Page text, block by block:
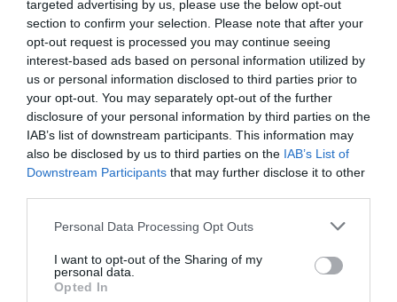
targeted advertising by us, please use the below opt-out
section to confirm your selection. Please note that after your
opt-out request is processed you may continue seeing
interest-based ads based on personal information utilized by
us or personal information disclosed to third parties prior to
your opt-out. You may separately opt-out of the further
disclosure of your personal information by third parties on the
IAB’s list of downstream participants. This information may
also be disclosed by us to third parties on the IAB’s List of
Downstream Participants that may further disclose it to other
Personal Data Processing Opt Outs
I want to opt-out of the Sharing of my
personal data.
Opted In
negocios se conviertan en una fuente significativa de
ingresos” con una valoración estimada de
aproximadamente 1.000 millones de dólares (910
millones de euros), por lo quela valoración de Barça
Media se situaría sobre los 500 millones de euros,
sumados a los 408 millones de Barça Vision.
La valoración final y, por lo tanto, el dinero que
efectivamente ingresará el club, dependerá de la
opinión de los inversores que apuesten por esta
operación y se detalle más claramente qué activos
De momento, esta operación está
sujeta a la
fondo inversor como de la asamblea general de
socios del Barça. Si supera ambas votaciones, cabe
destacar que todas las plusvalías que generen estas